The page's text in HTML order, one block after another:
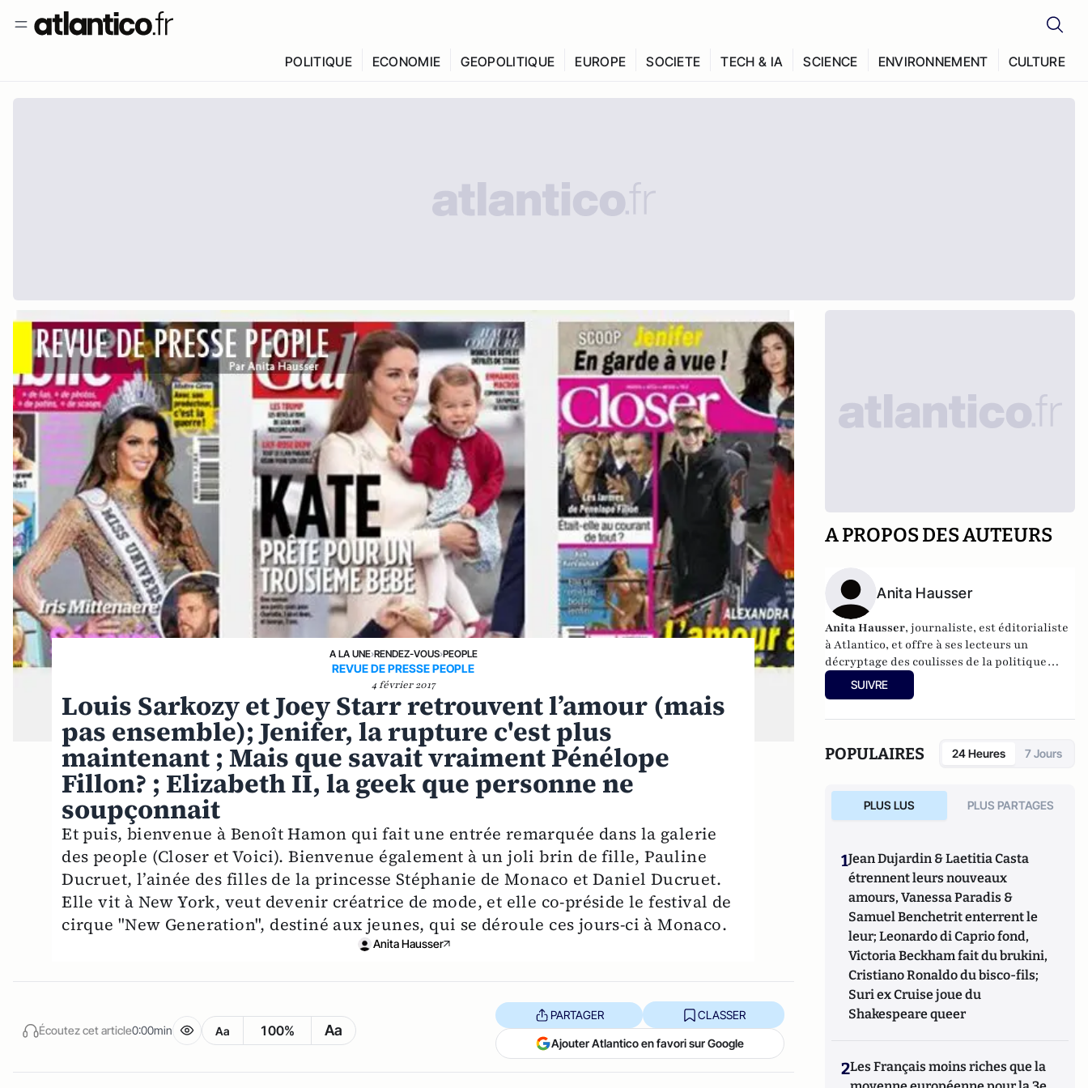
POLITIQUE ECONOMIE GEOPOLITIQUE EUROPE SOCIETE TECH & IA SCIENCE ENVIRONNEMENT CULTURE
A LA UNE›RENDEZ-VOUS›PEOPLE
REVUE DE PRESSE PEOPLE
4 février 2017
Louis Sarkozy et Joey Starr retrouvent l’amour (mais
pas ensemble); Jenifer, la rupture c'est plus
maintenant ; Mais que savait vraiment Pénélope
Fillon? ; Elizabeth II, la geek que personne ne
soupçonnait
Et puis, bienvenue à Benoît Hamon qui fait une entrée remarquée dans la galerie
des people (Closer et Voici). Bienvenue également à un joli brin de fille, Pauline
Ducruet, l’ainée des filles de la princesse Stéphanie de Monaco et Daniel Ducruet.
Elle vit à New York, veut devenir créatrice de mode, et elle co-préside le festival de
cirque "New Generation", destiné aux jeunes, qui se déroule ces jours-ci à Monaco.
Anita Hausser
Écoutez cet article0:00min Aa 100% Aa
PARTAGER CLASSER
Ajouter Atlantico en favori sur Google
A PROPOS DES AUTEURS
Anita Hausser
Anita Hausser, journaliste, est éditorialiste
à Atlantico, et offre à ses lecteurs un
décryptage des coulisses de la politique
française et internationale. Elle a
notamment publié
députée, un homme comme les autres ?
(2014) etBruno Le Maire, l'Affranchi
SUIVRE
POPULAIRES 24 Heures 7 Jours
PLUS LUS PLUS PARTAGES
1Jean Dujardin & Laetitia Casta
étrennent leurs nouveaux
amours, Vanessa Paradis &
Samuel Benchetrit enterrent le
leur; Leonardo di Caprio fond,
Victoria Beckham fait du brukini,
Cristiano Ronaldo du bisco-fils;
Suri ex Cruise joue du
Shakespeare queer
2Les Français moins riches que la